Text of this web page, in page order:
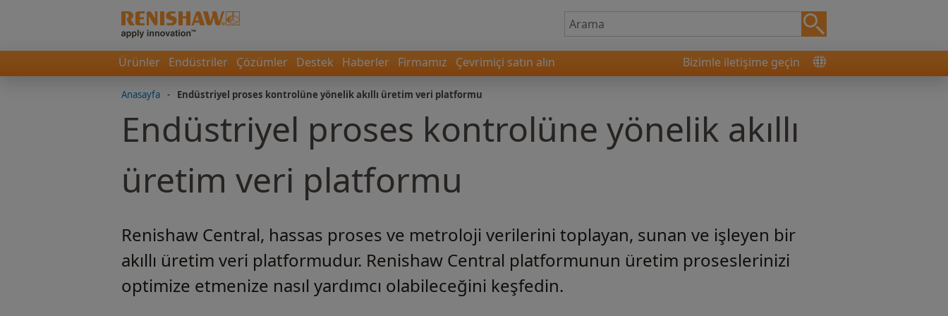
Ürünler Endüstriler Çözümler Destek Haberler Firmamız Çevrimiçi satın alın Bizimle iletişime geçin
Anasayfa - Endüstriyel proses kontrolüne yönelik akıllı üretim veri platformu
Endüstriyel proses kontrolüne yönelik akıllı
üretim veri platformu
Renishaw Central, hassas proses ve metroloji verilerini toplayan, sunan ve işleyen bir
akıllı üretim veri platformudur. Renishaw Central platformunun üretim proseslerinizi
optimize etmenize nasıl yardımcı olabileceğini keşfedin.